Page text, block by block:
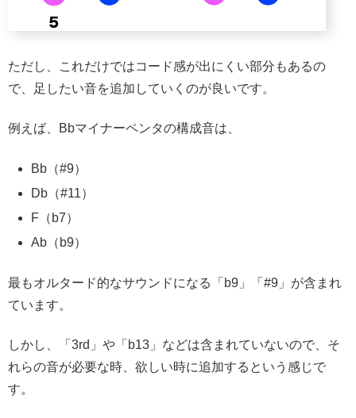
ただし、これだけではコード感が出にくい部分もあるの
で、足したい音を追加していくのが良いです。
例えば、Bbマイナーペンタの構成音は、
Bb（#9）
Db（#11）
F（b7）
Ab（b9）
最もオルタード的なサウンドになる「b9」「#9」が含まれ
ています。
しかし、「3rd」や「b13」などは含まれていないので、そ
れらの音が必要な時、欲しい時に追加するという感じで
す。